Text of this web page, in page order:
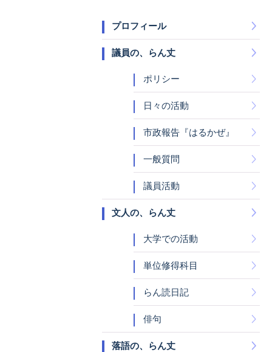
プロフィール
議員の、らん丈
ポリシー
日々の活動
市政報告『はるかぜ』
一般質問
議員活動
文人の、らん丈
大学での活動
単位修得科目
らん読日記
俳句
落語の、らん丈